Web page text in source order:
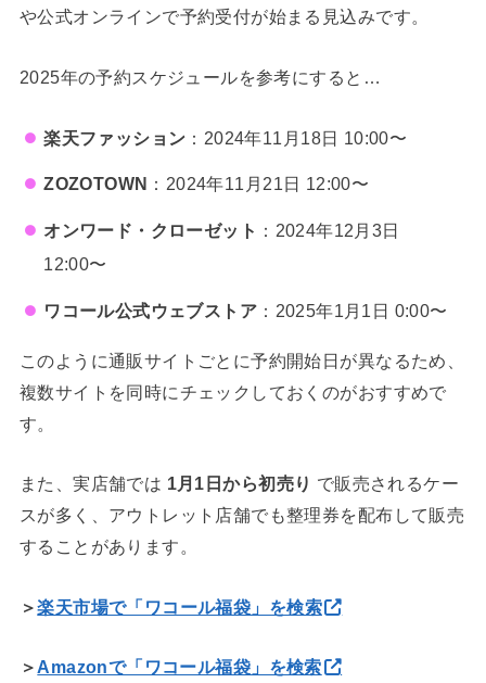
や公式オンラインで予約受付が始まる見込みです。
2025年の予約スケジュールを参考にすると…
楽天ファッション ：2024年11月18日 10:00〜
ZOZOTOWN ：2024年11月21日 12:00〜
オンワード・クローゼット ：2024年12月3日
12:00〜
ワコール公式ウェブストア ：2025年1月1日 0:00〜
このように通販サイトごとに予約開始日が異なるため、
複数サイトを同時にチェックしておくのがおすすめで
す。
また、実店舗では 1月1日から初売り で販売されるケー
スが多く、アウトレット店舗でも整理券を配布して販売
することがあります。
＞楽天市場で「ワコール福袋」を検索
＞ Amazonで「ワコール福袋」を検索